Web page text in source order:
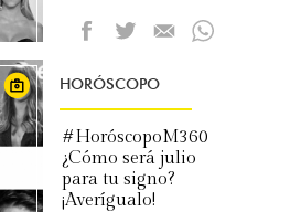
HORÓSCOPO
#HoróscopoM360
¿Cómo será julio
para tu signo?
¡Averígualo!